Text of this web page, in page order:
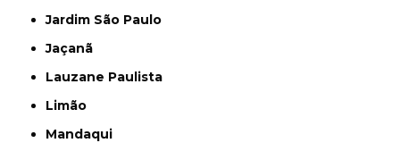
Jardim São Paulo
Jaçanã
Lauzane Paulista
Limão
Mandaqui